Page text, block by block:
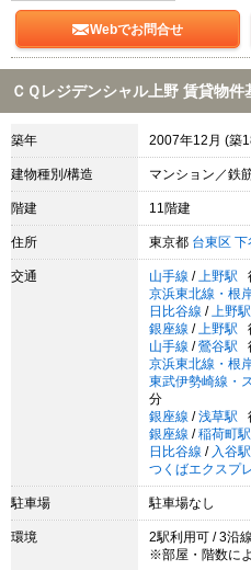
Webでお問合せ
ＣＱレジデンシャル上野 賃貸物件
築年 2007年12月 (築
建物種別/構造 マンション／鉄
階建 11階建
住所 東京都 台東区 下
交通 山手線 / 上野駅
京浜東北線・根
日比谷線 / 上野駅
銀座線 / 上野駅
山手線 / 鶯谷駅
京浜東北線・根
東武伊勢崎線・
分
銀座線 / 浅草駅
銀座線 / 稲荷町駅
日比谷線 / 入谷駅
つくばエクスプ
駐車場 駐車場なし
環境
2駅利用可 / 3沿
※部屋・階数に